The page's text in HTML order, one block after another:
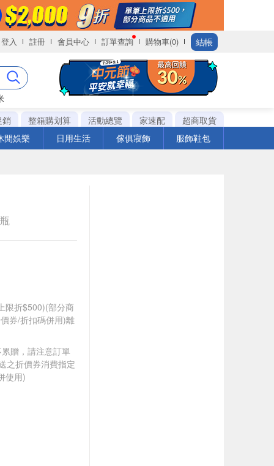
登入 註冊 會員中心 訂單查詢 購物車(0) 結帳
銷
整箱購划算 活動總覽 家速配
超商取貨
閒娛樂
日用生活 傢俱寢飾 服飾鞋包
限折$500)(部分商
券/折扣碼併用)離
贈，請注意訂單
之折價券消費指定
使用)